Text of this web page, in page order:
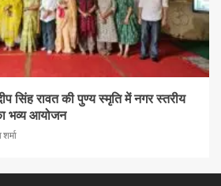
सिंह रावत की पुण्य स्मृति में नगर स्तरीय
भव्य आयोजन